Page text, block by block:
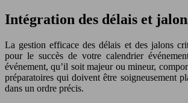
Intégration des délais et
La gestion efficace des délais et des jalons
pour le succès de votre calendrier
événement, qu’il soit majeur ou mineur,
préparatoires qui doivent être soigneusement
dans un ordre précis.